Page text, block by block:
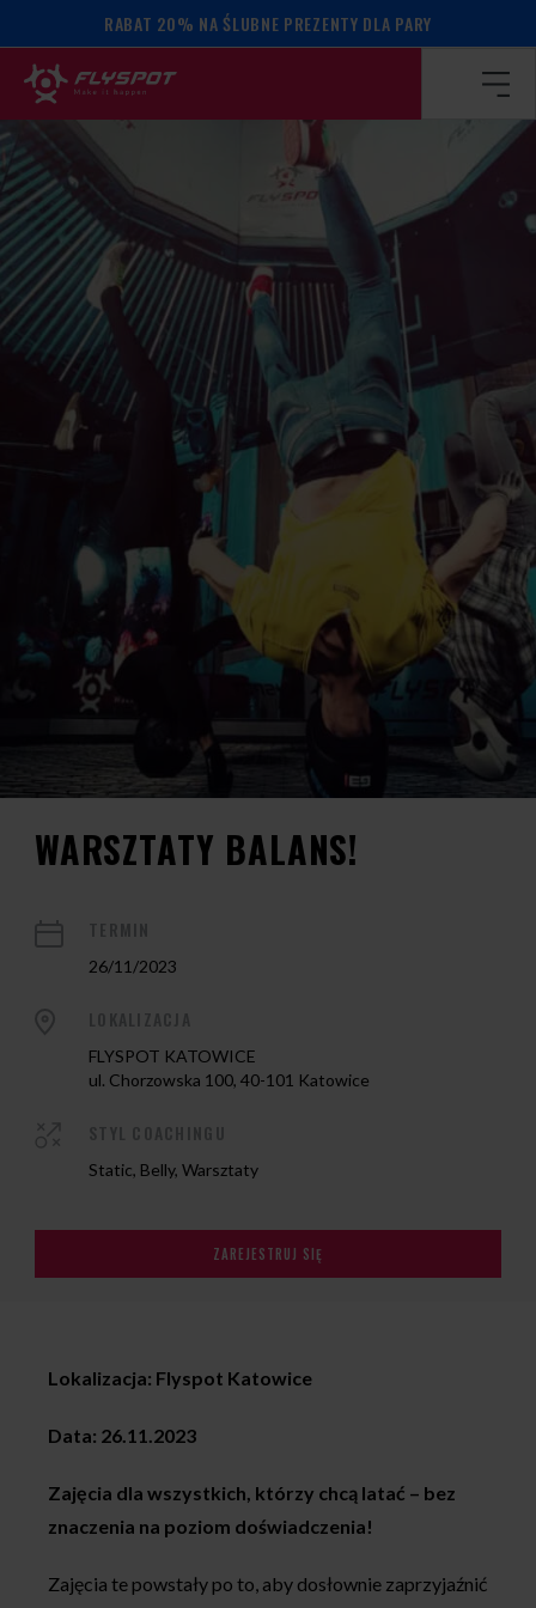
RABAT 20% NA ŚLUBNE PREZENTY DLA PARY
Strona główna / Kalendarz wydarzeń / WARSZTATY
WARSZTATY BALANS!
26/11/2023
FLYSPOT KATOWICE
ul. Chorzowska 100, 40-101 Katowice
Static, Belly, Warsztaty
ZAREJESTRUJ SIĘ
Lokalizacja: Flyspot Katowice
Data: 26.11.2023
Zajęcia dla wszystkich, którzy chcą latać – bez
znaczenia na poziom doświadczenia!
Zajęcia te powstały po to, aby dosłownie zaprzyjaźnić